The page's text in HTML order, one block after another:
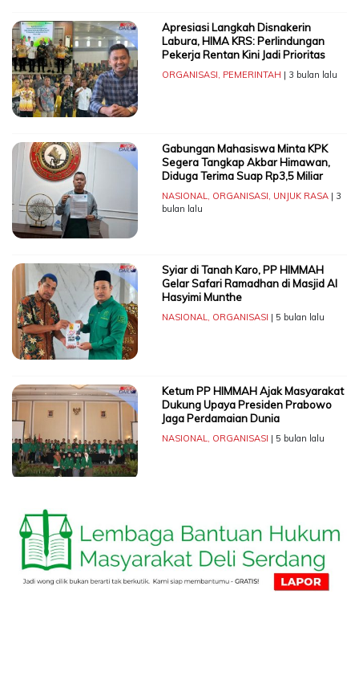
Apresiasi Langkah Disnakerin
Labura, HIMA KRS: Perlindungan
Pekerja Rentan Kini Jadi Prioritas
ORGANISASI, PEMERINTAH | 3 bulan lalu
Gabungan Mahasiswa Minta KPK
Segera Tangkap Akbar Himawan,
Diduga Terima Suap Rp3,5 Miliar
NASIONAL, ORGANISASI, UNJUK RASA| 3
bulan lalu
Syiar di Tanah Karo, PP HIMMAH
Gelar Safari Ramadhan di Masjid Al
Hasyimi Munthe
NASIONAL, ORGANISASI | 5 bulan lalu
Ketum PP HIMMAH Ajak Masyarakat
Dukung Upaya Presiden Prabowo
Jaga Perdamaian Dunia
NASIONAL, ORGANISASI | 5 bulan lalu